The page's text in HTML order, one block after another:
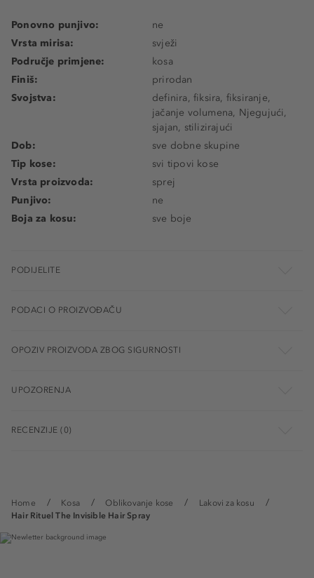
Home Kosa Oblikovanje kose
Lakovi za kosu
Hair Rituel The Invisible Hair Spray
Ponovno punjivo:
ne
Vrsta mirisa:
svježi
Područje primjene:
kosa
Finiš:
prirodan
Svojstva:
definira, fiksira, fiksiranje,
jačanje volumena, Njegujući,
sjajan, stilizirajući
Dob:
sve dobne skupine
Tip kose:
svi tipovi kose
Vrsta proizvoda:
sprej
Punjivo:
ne
Boja za kosu:
sve boje
PODIJELITE
PODACI O PROIZVOĐAČU
OPOZIV PROIZVODA ZBOG SIGURNOSTI
UPOZORENJA
RECENZIJE (0)